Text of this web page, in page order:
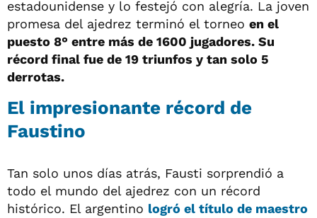
estadounidense y lo festejó con alegría. La joven
promesa del ajedrez terminó el torneo en el
puesto 8° entre más de 1600 jugadores. Su
récord final fue de 19 triunfos y tan solo 5
derrotas.
El impresionante récord de
Faustino
Tan solo unos días atrás, Fausti sorprendió a
todo el mundo del ajedrez con un récord
histórico. El argentino logró el título de maestro